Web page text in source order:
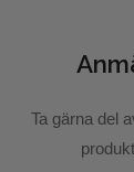
Ta gärna del